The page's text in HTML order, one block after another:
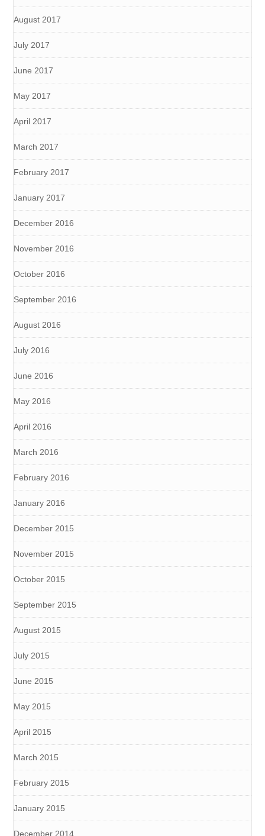
August 2017
July 2017
June 2017
May 2017
April 2017
March 2017
February 2017
January 2017
December 2016
November 2016
October 2016
September 2016
August 2016
July 2016
June 2016
May 2016
April 2016
March 2016
February 2016
January 2016
December 2015
November 2015
October 2015
September 2015
August 2015
July 2015
June 2015
May 2015
April 2015
March 2015
February 2015
January 2015
December 2014